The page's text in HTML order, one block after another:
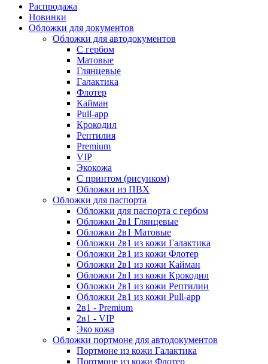
Распродажа
Новинки
Обложки для документов
Обложки для автодокументов
С гербом
Матовые
Глянцевые
Галактика
Флотер
Кайман
Pull-app
Крокодил
Рептилия
Premium
VIP
Экокожа
С принтом (рисунком)
Обложки из ПВХ
Обложки для паспорта
Обложки для паспорта с гербом
Обложки 2в1 Глянцевые
Обложки 2в1 Матовые
Обложки 2в1 из кожи Галактика
Обложки 2в1 из кожи Флотер
Обложки 2в1 из кожи Кайман
Обложки 2в1 из кожи Крокодил
Обложки 2в1 из кожи Рептилии
Обложки 2в1 из кожи Pull-app
2в1 - Premium
2в1 - VIP
Эко кожа
Обложки портмоне для автодокументов
Портмоне из кожи Галактика
Портмоне из кожи Флотер